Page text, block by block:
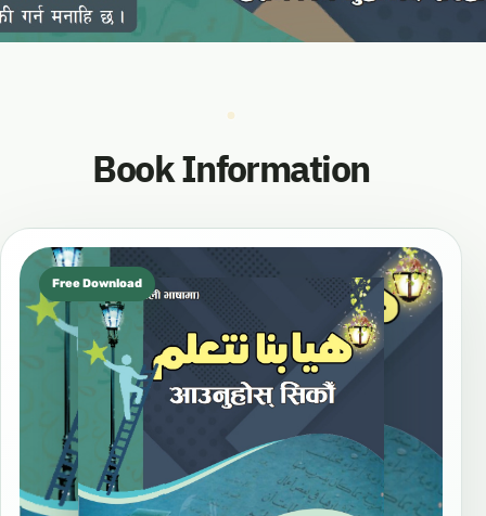
Book Information
Free Download